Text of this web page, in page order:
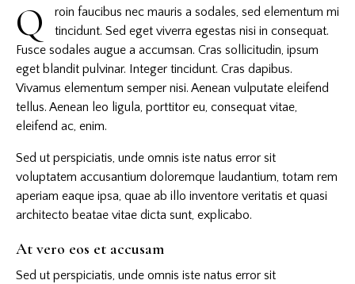
Q
roin faucibus nec mauris a sodales, sed elementum mi
tincidunt. Sed eget viverra egestas nisi in consequat.
Fusce sodales augue a accumsan. Cras sollicitudin, ipsum
eget blandit pulvinar. Integer tincidunt. Cras dapibus.
Vivamus elementum semper nisi. Aenean vulputate eleifend
tellus. Aenean leo ligula, porttitor eu, consequat vitae,
eleifend ac, enim.
Sed ut perspiciatis, unde omnis iste natus error sit
voluptatem accusantium doloremque laudantium, totam rem
aperiam eaque ipsa, quae ab illo inventore veritatis et quasi
architecto beatae vitae dicta sunt, explicabo.
At vero eos et accusam
Sed ut perspiciatis, unde omnis iste natus error sit